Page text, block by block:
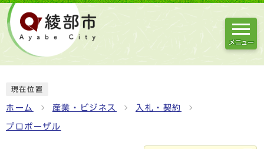
メニュー
現在位置
ホーム 産業・ビジネス 入札・契約
プロポーザル